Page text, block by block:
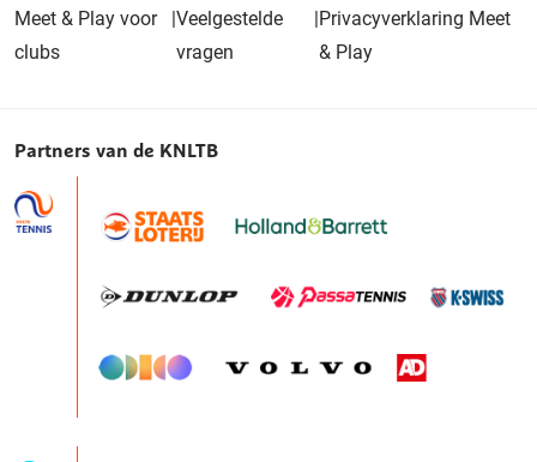
Meet & Play voor
clubs
|Veelgestelde
vragen
Privacyverklaring Meet
& Play
Partners van de KNLTB